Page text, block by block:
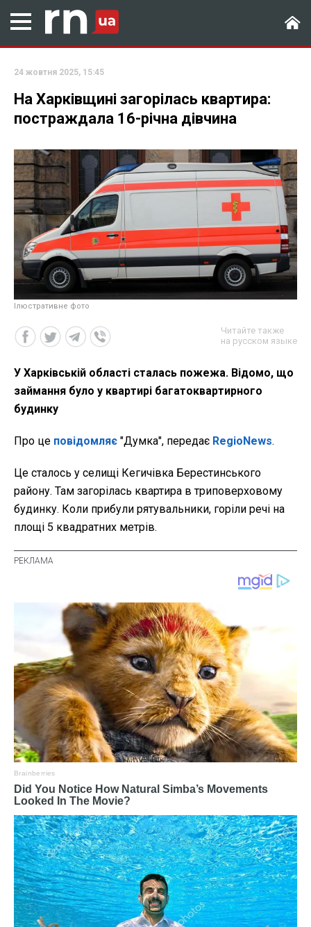
24 жовтня 2025, 15:45
На Харківщині загорілась квартира:
постраждала 16-річна дівчина
Ілюстративне фото
Читайте также
на русском языке
У Харківській області сталась пожежа. Відомо, що
займання було у квартирі багатоквартирного
будинку
Про це повідомляє "Думка", передає RegioNews.
Це сталось у селищі Кегичівка Берестинського
району. Там загорілась квартира в триповерховому
будинку. Коли прибули рятувальники, горіли речі на
площі 5 квадратних метрів.